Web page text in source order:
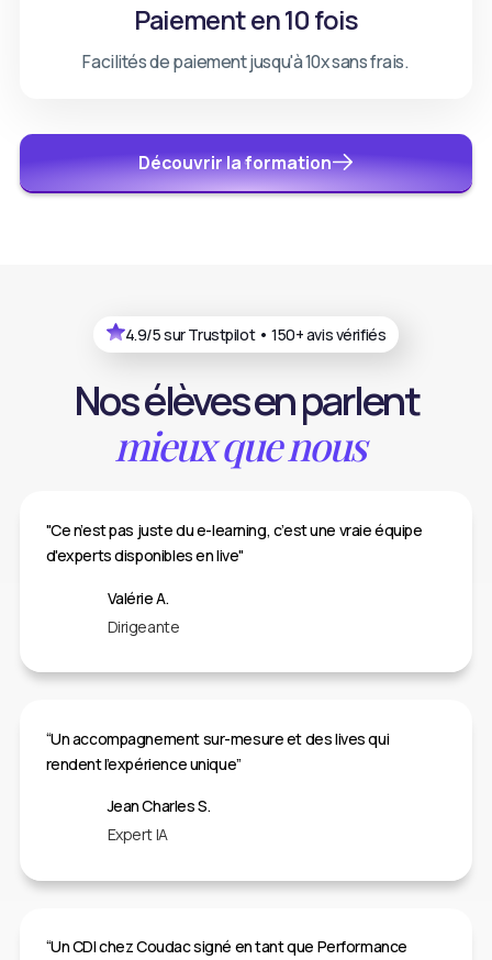
Paiement en 10 fois
Facilités de paiement jusqu'à 10x sans frais.
Découvrir la formation
4.9/5 sur Trustpilot • 150+ avis vérifiés
Nos élèves en parlent
mieux que nous
"Ce n’est pas juste du e-learning, c’est une vraie équipe
d'experts disponibles en live"
Valérie A.
Dirigeante
“Un accompagnement sur-mesure et des lives qui
rendent l’expérience unique”
Jean Charles S.
Expert IA
“Un CDI chez Coudac signé en tant que Performance